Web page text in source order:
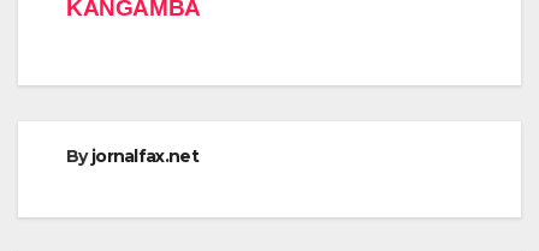
KANGAMBA
Byjornalfax.net